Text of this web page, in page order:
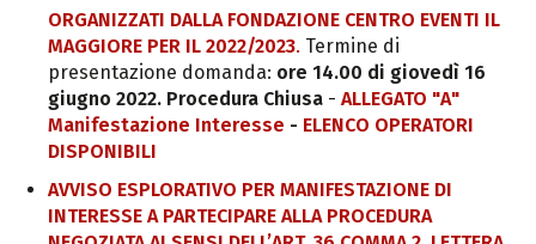
ORGANIZZATI DALLA FONDAZIONE CENTRO EVENTI IL
MAGGIORE PER IL 2022/2023. Termine di
presentazione domanda: ore 14.00 di giovedì 16
giugno 2022. Procedura Chiusa - ALLEGATO "A"
Manifestazione Interesse - ELENCO OPERATORI
DISPONIBILI
AVVISO ESPLORATIVO PER MANIFESTAZIONE DI
INTERESSE A PARTECIPARE ALLA PROCEDURA